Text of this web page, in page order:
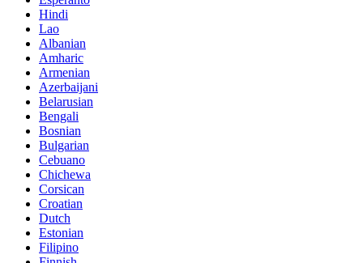
Hindi
Lao
Albanian
Amharic
Armenian
Azerbaijani
Belarusian
Bengali
Bosnian
Bulgarian
Cebuano
Chichewa
Corsican
Croatian
Dutch
Estonian
Filipino